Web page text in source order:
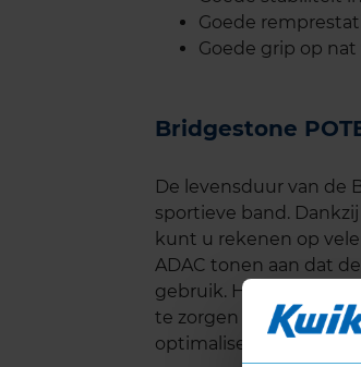
Goede
Goede grip op
Bridgestone
De levensduur van de
sportieve band.
kunt u rekenen op
ADAC tonen aan dat
gebruik. Het is echter
te zorgen voor een
optimaliseren.